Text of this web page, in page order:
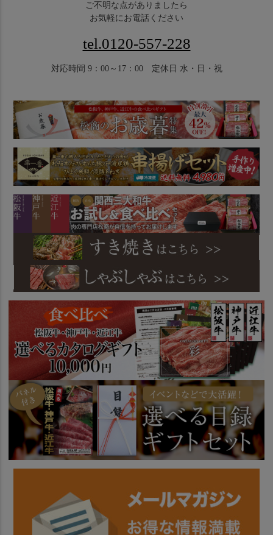
ご不明な点がありましたら
お気軽にお電話ください
tel.0120-557-228
対応時間 9：00～17：00 定休日 水・日・祝